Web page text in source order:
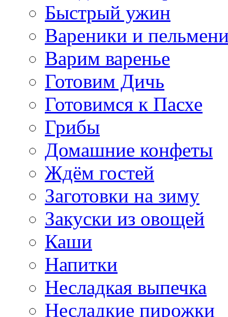
Быстрый ужин
Вареники и
Варим варенье
Готовим Дичь
Готовимся к Пасхе
Грибы
Домашние конфеты
Ждём гостей
Заготовки на зиму
Закуски из овощей
Каши
Напитки
Несладкая выпечка
Несладкие пирожки